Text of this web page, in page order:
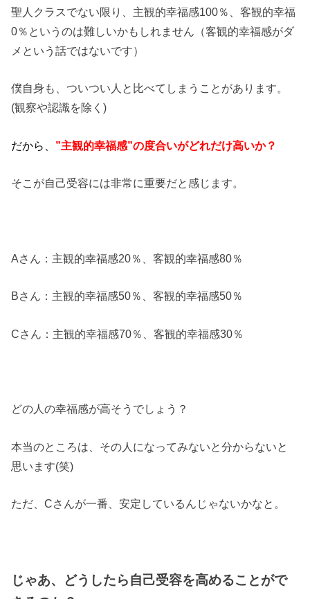
聖人クラスでない限り、主観的幸福感100％、客観的幸福
0％というのは難しいかもしれません（客観的幸福感がダ
メという話ではないです）
僕自身も、ついつい人と比べてしまうことがあります。
(観察や認識を除く)
だから、 ”主観的幸福感”の度合いがどれだけ高いか？
そこが自己受容には非常に重要だと感じます。
Aさん：主観的幸福感20％、客観的幸福感80％
Bさん：主観的幸福感50％、客観的幸福感50％
Cさん：主観的幸福感70％、客観的幸福感30％
どの人の幸福感が高そうでしょう？
本当のところは、その人になってみないと分からないと
思います(笑)
ただ、Cさんが一番、安定しているんじゃないかなと。
じゃあ、どうしたら自己受容を高めることがで